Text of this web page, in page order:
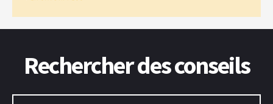
Rechercher des conseils